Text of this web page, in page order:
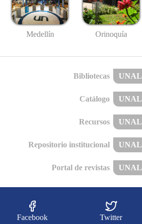
Medellín Orinoquía
Bibliotecas UNAL
Catálogo UNAL
Recursos UNAL
Repositorio institucional UNAL
Portal de revistas UNAL
Facebook Twitter